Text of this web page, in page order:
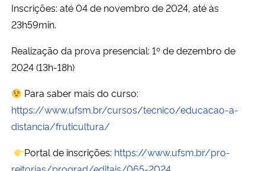
Inscrições: até 04 de novembro de 2024, até às
23h59min.
Realização da prova presencial: 1º de dezembro de
2024 (13h-18h)
Para saber mais do curso:
https://www.ufsm.br/cursos/tecnico/educacao-a-
distancia/fruticultura/
Portal de inscrições: https://www.ufsm.br/pro-